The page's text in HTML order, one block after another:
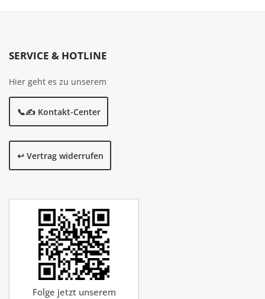
SERVICE & HOTLINE
Hier geht es zu unserem
📞✍️ Kontakt-Center
↩️ Vertrag widerrufen
Folge jetzt unserem